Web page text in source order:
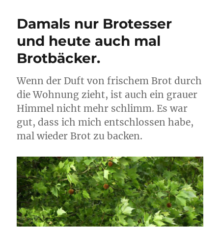
lieber
darüber
Damals nur Brotesser
und heute auch mal
Brotbäcker.
Wenn der Duft von frischem Brot durch
die Wohnung zieht, ist auch ein grauer
Himmel nicht mehr schlimm. Es war
gut, dass ich mich entschlossen habe,
mal wieder Brot zu backen.